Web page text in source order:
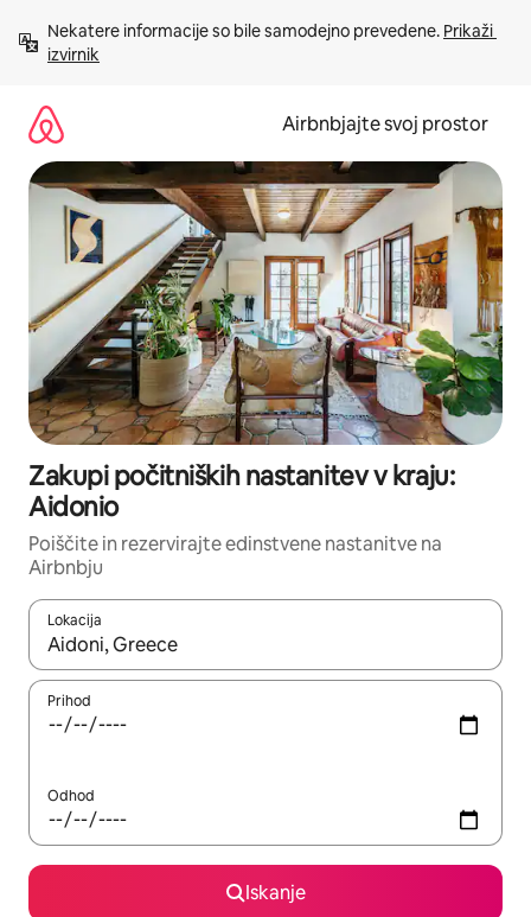
vsebino
Nekatere informacije so bile samodejno prevedene. Prikaži
izvirnik
Airbnbjajte svoj prostor
Zakupi počitniških nastanitev v kraju:
Aidonio
Poiščite in rezervirajte edinstvene nastanitve na
Airbnbju
Lokacija
Ko so rezultati na voljo, krmarite s puščičnima tipkama gor in
Prihod
Odhod
Iskanje